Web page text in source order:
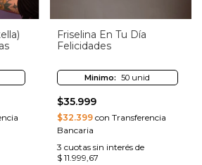
Friselina En Tu Día
Felicidades
Minimo: 50 unid
$35.999
$32.399con Transferencia
Bancaria
3 cuotas sin interés de
$ 11.999,67